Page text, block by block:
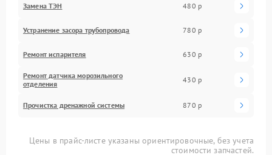
Замена ТЭН 480 р
Устранение засора трубопровода 780 р
Ремонт испарителя 630 р
Ремонт датчика морозильного
отделения
430 р
Прочистка дренажной системы 870 р
Цены в прайс-листе указаны ориентировочные, без учета
стоимости запчастей.